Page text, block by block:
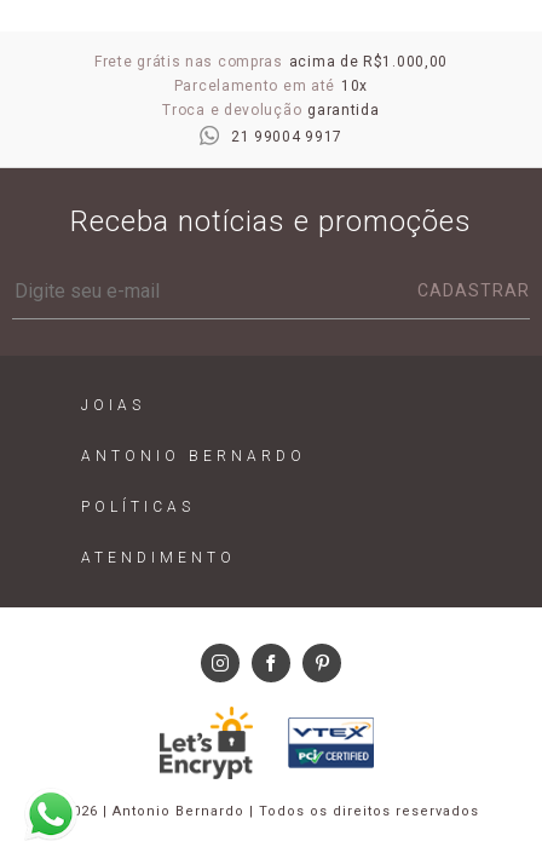
Frete grátis nas compras acima de R$1.000,00
Parcelamento em até 10x
Troca e devolução garantida
21 99004 9917
Receba notícias e promoções
CADASTRAR
JOIAS
ANTONIO BERNARDO
POLÍTICAS
ATENDIMENTO
2026 | Antonio Bernardo | Todos os direitos reservados